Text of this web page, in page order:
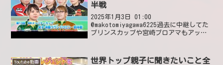
半戦
2025年1月3日 01:00
@makotomiyagawa6225過去に中継してた
プリンスカップや宮崎プロアマもアップ
prett...
Youtube動画
世界トップ親子に聞きたいこと全